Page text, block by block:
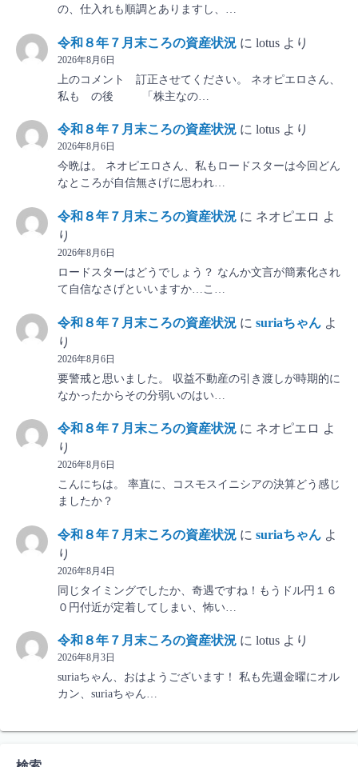
の、仕入れも順調とありますし、…
令和８年７月末ころの資産状況 に lotus より
2026年8月6日
上のコメント 訂正させてください。 ネオピエロさん、
私も の後 「株主なの…
令和８年７月末ころの資産状況 に lotus より
2026年8月6日
今晩は。 ネオピエロさん、私もロードスターは今回どん
なところが自信無さげに思われ…
令和８年７月末ころの資産状況 に ネオピエロ よ
り
2026年8月6日
ロードスターはどうでしょう？ なんか文言が簡素化され
て自信なさげといいますか…こ…
令和８年７月末ころの資産状況 に suriaちゃん よ
り
2026年8月6日
要警戒と思いました。 収益不動産の引き渡しが時期的に
なかったからその分弱いのはい…
令和８年７月末ころの資産状況 に ネオピエロ よ
り
2026年8月6日
こんにちは。 率直に、コスモスイニシアの決算どう感じ
ましたか？
令和８年７月末ころの資産状況 に suriaちゃん よ
り
2026年8月4日
同じタイミングでしたか、奇遇ですね！もうドル円１６
０円付近が定着してしまい、怖い…
令和８年７月末ころの資産状況 に lotus より
2026年8月3日
suriaちゃん、おはようございます！ 私も先週金曜にオル
カン、suriaちゃん…